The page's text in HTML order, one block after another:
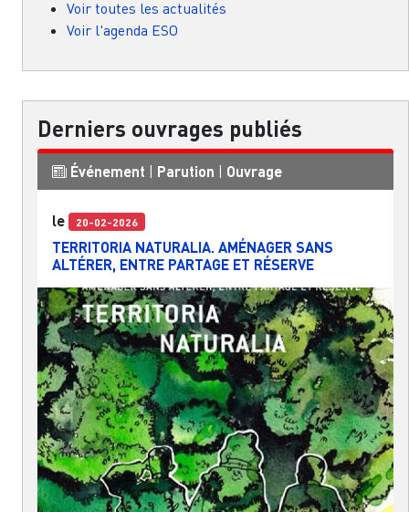
Voir toutes les actualités
Voir l'agenda ESO
Derniers ouvrages publiés
Événement | Parution | Ouvrage
le 20-02-2026
TERRITORIA NATURALIA. AMÉNAGER SANS
ALTÉRER, ENTRE PARTAGE ET RÉSERVE